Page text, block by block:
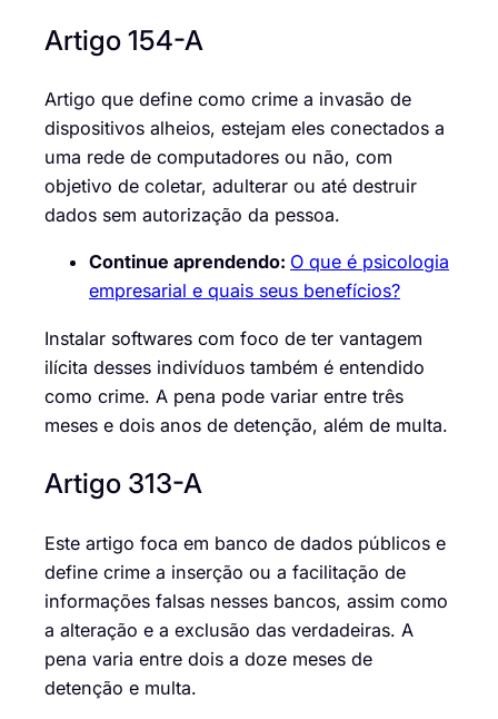
Artigo 154-A
Artigo que define como crime a invasão de
dispositivos alheios, estejam eles conectados a
uma rede de computadores ou não, com
objetivo de coletar, adulterar ou até destruir
dados sem autorização da pessoa.
Continue aprendendo: O que é psicologia
empresarial e quais seus benefícios?
Instalar softwares com foco de ter vantagem
ilícita desses indivíduos também é entendido
como crime. A pena pode variar entre três
meses e dois anos de detenção, além de multa.
Artigo 313-A
Este artigo foca em banco de dados públicos e
define crime a inserção ou a facilitação de
informações falsas nesses bancos, assim como
a alteração e a exclusão das verdadeiras. A
pena varia entre dois a doze meses de
detenção e multa.